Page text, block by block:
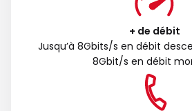
+ de débit
Jusqu’à 8Gbits/s en débit
8Gbit/s en débit